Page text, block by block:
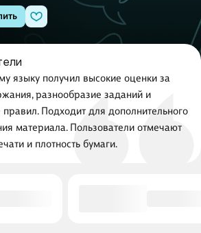
языку получил высокие оценки за
разнообразие заданий и
Подходит для дополнительного
материала. Пользователи отмечают
и плотность бумаги.